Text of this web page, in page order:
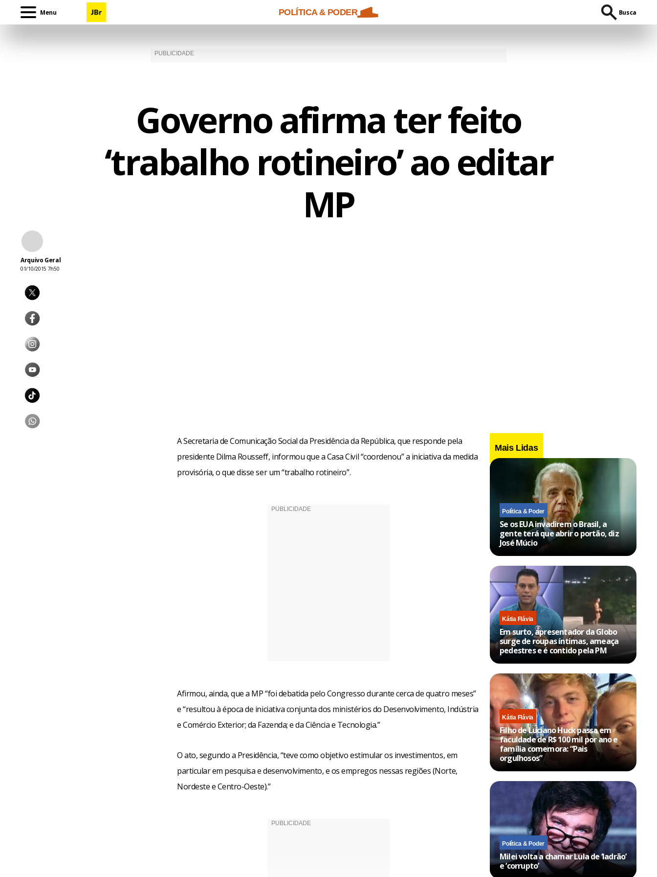
Menu POLÍTICA & PODER Busca
Governo afirma ter feito
‘trabalho rotineiro’ ao editar
MP
Arquivo Geral
01/10/2015 7h50
A Secretaria de Comunicação Social da Presidência da República, que responde pela
presidente Dilma Rousseff, informou que a Casa Civil “coordenou” a iniciativa da medida
provisória, o que disse ser um “trabalho rotineiro”.
Afirmou, ainda, que a MP “foi debatida pelo Congresso durante cerca de quatro meses”
e “resultou à época de iniciativa conjunta dos ministérios do Desenvolvimento, Indústria
e Comércio Exterior; da Fazenda; e da Ciência e Tecnologia.”
O ato, segundo a Presidência, “teve como objetivo estimular os investimentos, em
particular em pesquisa e desenvolvimento, e os empregos nessas regiões (Norte,
Nordeste e Centro-Oeste).”
Mais Lidas
Política & Poder
Se os EUA invadirem o Brasil, a
gente terá que abrir o portão, diz
José Múcio
Kátia Flávia
Em surto, apresentador da Globo
surge de roupas íntimas, ameaça
pedestres e é contido pela PM
Kátia Flávia
Filho de Luciano Huck passa em
faculdade de R$ 100 mil por ano e
família comemora: “Pais
orgulhosos”
Política & Poder
Milei volta a chamar Lula de ‘ladrão’
e ‘corrupto’